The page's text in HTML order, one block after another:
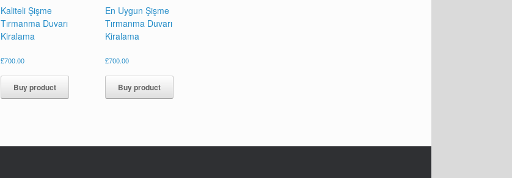
Kaliteli Şişme
Tırmanma Duvarı
Kiralama
£700.00
Buy product
En Uygun Şişme
Tırmanma Duvarı
Kiralama
£700.00
Buy product